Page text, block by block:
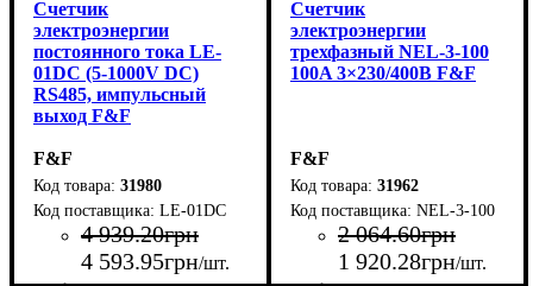
Счетчик
электроэнергии
постоянного тока LE-
01DC (5-1000V DC)
RS485, импульсный
выход F&F
F&F
31980
LE-01DC
4 939.20грн
4 593.95грн/шт.
Счетчик
электроэнергии
трехфазный NEL-3-100
100A 3×230/400В F&F
F&F
31962
NEL-3-100
2 064.60грн
1 920.28грн/шт.